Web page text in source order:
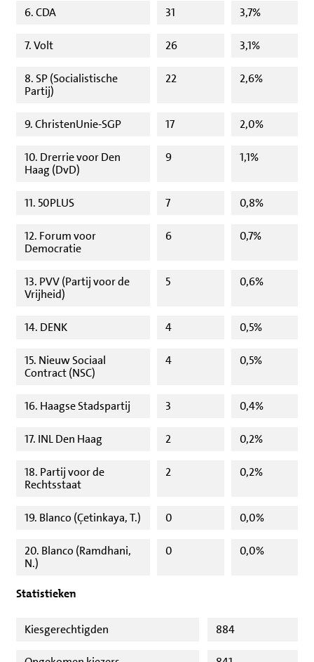
6. CDA 31 3,7%
7. Volt 26 3,1%
8. SP (Socialistische
Partij)
22 2,6%
9. ChristenUnie-SGP 17 2,0%
10. Drerrie voor Den
Haag (DvD)
9 1,1%
11. 50PLUS 7 0,8%
12. Forum voor
Democratie
6 0,7%
13. PVV (Partij voor de
Vrijheid)
5 0,6%
14. DENK 4 0,5%
15. Nieuw Sociaal
Contract (NSC)
4 0,5%
16. Haagse Stadspartij 3 0,4%
17. INL Den Haag 2 0,2%
18. Partij voor de
Rechtsstaat
2 0,2%
19. Blanco (Çetinkaya, T.) 0 0,0%
20. Blanco (Ramdhani,
N.)
0 0,0%
Statistieken
Kiesgerechtigden 884